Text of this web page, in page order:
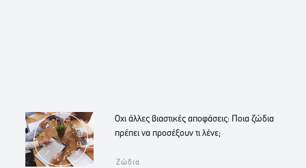
Όχι άλλες βιαστικές αποφάσεις: Ποια ζώδια
πρέπει να προσέξουν τι λένε;
Ζώδια